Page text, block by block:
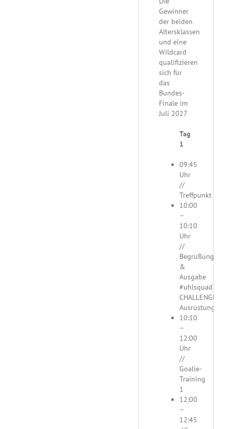
Gewinner
der beiden
Altersklassen
und eine
Wildcard
qualifizieren
sich für
das
Bundes-
Finale im
Juli 2027
Tag
1
09:45
Uhr
//
Treffpunkt
10:00
–
10:10
Uhr
//
Begrüßung
&
Ausgabe
#uhlsquad
CHALLENGE
Ausrüstung
10:10
–
12:00
Uhr
//
Goalie-
Training
1
12:00
–
12:45